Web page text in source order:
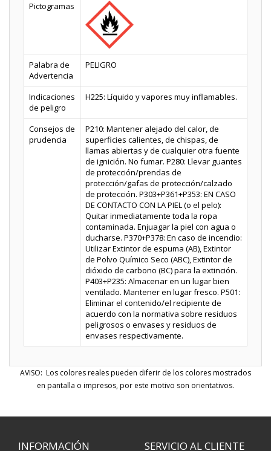
Pictogramas
Palabra de
Advertencia
PELIGRO
Indicaciones
de peligro
H225: Líquido y vapores muy inflamables.
Consejos de
prudencia
P210: Mantener alejado del calor, de
superficies calientes, de chispas, de
llamas abiertas y de cualquier otra fuente
de ignición. No fumar. P280: Llevar guantes
de protección/prendas de
protección/gafas de protección/calzado
de protección. P303+P361+P353: EN CASO
DE CONTACTO CON LA PIEL (o el pelo):
Quitar inmediatamente toda la ropa
contaminada. Enjuagar la piel con agua o
ducharse. P370+P378: En caso de incendio:
Utilizar Extintor de espuma (AB), Extintor
de Polvo Químico Seco (ABC), Extintor de
dióxido de carbono (BC) para la extinción.
P403+P235: Almacenar en un lugar bien
ventilado. Mantener en lugar fresco. P501:
Eliminar el contenido/el recipiente de
acuerdo con la normativa sobre residuos
peligrosos o envases y residuos de
envases respectivamente.
AVISO: Los colores reales pueden diferir de los colores mostrados
en pantalla o impresos, por este motivo son orientativos.
INFORMACIÓN SERVICIO AL CLIENTE